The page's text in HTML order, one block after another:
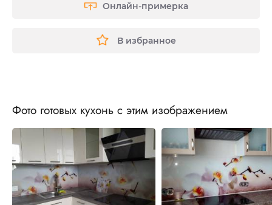
Онлайн-примерка
В избранное
Фото готовых кухонь с этим изображением